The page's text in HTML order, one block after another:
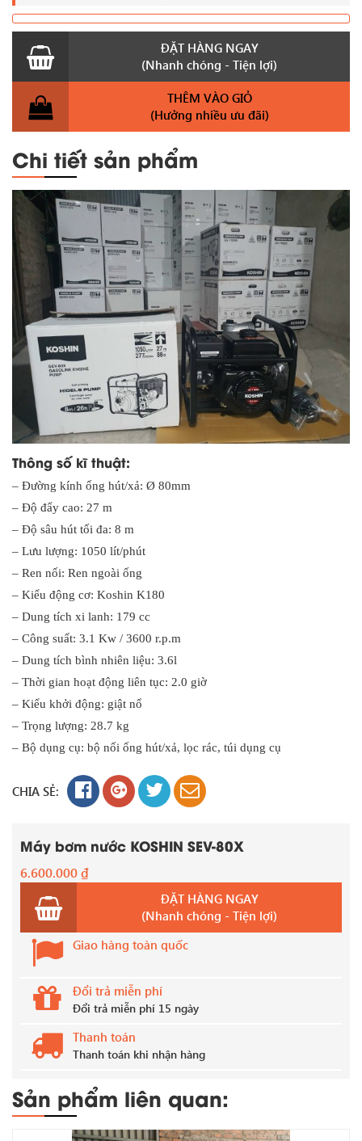
ĐẶT HÀNG NGAY
(Nhanh chóng - Tiện lợi)
THÊM VÀO GIỎ
(Hưởng nhiều ưu đãi)
Chi tiết sản phẩm
Thông số kĩ thuật:
– Đường kính ống hút/xả: Ø 80mm
– Độ đẩy cao: 27 m
– Độ sâu hút tối đa: 8 m
– Lưu lượng: 1050 lít/phút
– Ren nối: Ren ngoài ống
– Kiểu động cơ: Koshin K180
– Dung tích xi lanh: 179 cc
– Công suất: 3.1 Kw / 3600 r.p.m
– Dung tích bình nhiên liệu: 3.6l
– Thời gian hoạt động liên tục: 2.0 giờ
– Kiểu khởi động: giật nổ
– Trọng lượng: 28.7 kg
– Bộ dụng cụ: bộ nối ống hút/xả, lọc rác, túi dụng cụ
CHIA SẺ:
Máy bơm nước KOSHIN SEV-80X
6.600.000₫
ĐẶT HÀNG NGAY
(Nhanh chóng - Tiện lợi)
Giao hàng toàn quốc
Đổi trả miễn phí
Đổi trả miễn phí 15 ngày
Thanh toán
Thanh toán khi nhận hàng
Sản phẩm liên quan: